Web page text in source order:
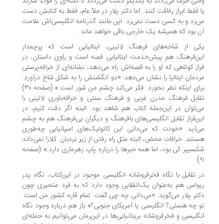
فقط ابراز رفاقت کنند. اما دکتر پلار در ملأ عام، فقط به کتابش دست
و به کسی دست نمی‌زد. این مانند گذرنامه انگلیسی‌اش علامت
بود که همیشه یک خارجی باقی خواهد ماند.
از شاخه‌های فرهنگ لاتینی، ایتالیایی است که پرچمدار
هم پیش‌خدمت ایتالیایی قصه است و راوی داستان، در
کوتاهی که او را به قصه‌اش راه می‌دهد، نشانه‌ای از خرافه‌پرستی
ایتالیا را نشان می‌دهد: «دو انگشتش را به شکل شاخ درآورد.
برای اینکه نظر نخورد. فکر می‌کند چشم من شور است.» (صفحه ۳۰)
فرهنگ مدرن غربی و فرهنگ سنتی و خرافه‌باوری لاتینی را
در این‌جمله کتاب هم شاهد بود. البته اگر دقت کنیم، در
تقابل انگلیسی‌های بافرهنگ و دیگرانِ بی‌فرهنگ هم به چشم
«خودت که می‌دانی این کاتولیک‌های اسپانیایی چه‌طوری
خرافات محض، البته مثل راه رفتن از زیر نردبان. کلارا نمی‌داند
کی بود، اما همه خبرها را درباره پاپ زهرماری دارد.» (صفحه
تقابل با نگاه فخرفروشانه انگلیسی موجود در این‌کتاب، نگاه پدر
هم به‌عنوان یک‌انقلابی وجود دارد که به فرد متحیری چون
پلار می‌گوید: «می‌دانی چه چی گفت: تمام قاره کشور من است.
چه هستی؟ انگلیسی یا آمریکای جنوبی؟» باز هم درباره وجود نگاه
و فخرفروشانه بریتانیایی‌ها در این‌رمان می‌توانیم به جمله‌ای